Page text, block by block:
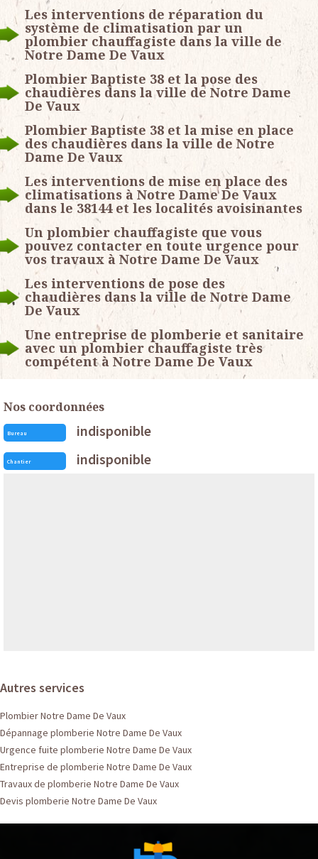
Les interventions de réparation du
système de climatisation par un
plombier chauffagiste dans la ville de
Notre Dame De Vaux
Plombier Baptiste 38 et la pose des
chaudières dans la ville de Notre Dame
De Vaux
Plombier Baptiste 38 et la mise en place
des chaudières dans la ville de Notre
Dame De Vaux
Les interventions de mise en place des
climatisations à Notre Dame De Vaux
dans le 38144 et les localités avoisinantes
Un plombier chauffagiste que vous
pouvez contacter en toute urgence pour
vos travaux à Notre Dame De Vaux
Les interventions de pose des
chaudières dans la ville de Notre Dame
De Vaux
Une entreprise de plomberie et sanitaire
avec un plombier chauffagiste très
compétent à Notre Dame De Vaux
Nos coordonnées
Bureau indisponible
Chantier indisponible
Autres services
Plombier Notre Dame De Vaux
Dépannage plomberie Notre Dame De Vaux
Urgence fuite plomberie Notre Dame De Vaux
Entreprise de plomberie Notre Dame De Vaux
Travaux de plomberie Notre Dame De Vaux
Devis plomberie Notre Dame De Vaux